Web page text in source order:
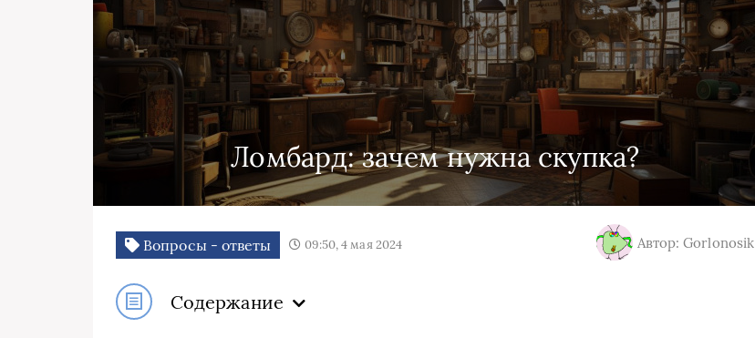
Ломбард: зачем нужна скупка?
Вопросы - ответы 09:50, 4 мая 2024 Автор: Gorlonosik
Содержание